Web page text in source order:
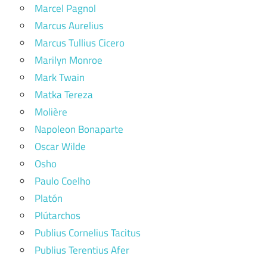
Marcel Pagnol
Marcus Aurelius
Marcus Tullius Cicero
Marilyn Monroe
Mark Twain
Matka Tereza
Molière
Napoleon Bonaparte
Oscar Wilde
Osho
Paulo Coelho
Platón
Plútarchos
Publius Cornelius Tacitus
Publius Terentius Afer